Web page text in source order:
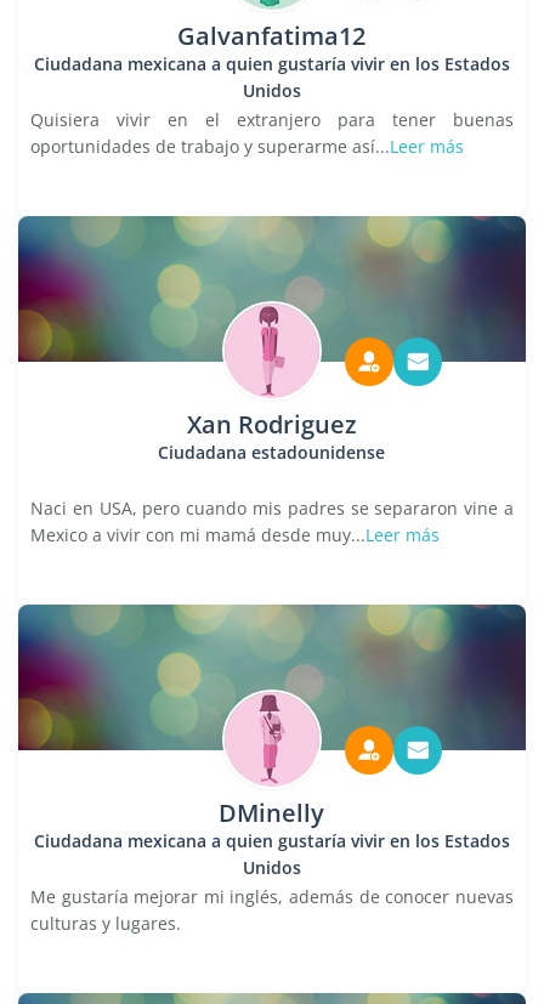
Galvanfatima12
Ciudadana mexicana a quien gustaría vivir en los Estados
Unidos
Quisiera vivir en el extranjero para tener buenas
oportunidades de trabajo y superarme así...Leer más
Xan Rodriguez
Ciudadana estadounidense
Naci en USA, pero cuando mis padres se separaron vine a
Mexico a vivir con mi mamá desde muy...Leer más
DMinelly
Ciudadana mexicana a quien gustaría vivir en los Estados
Unidos
Me gustaría mejorar mi inglés, además de conocer nuevas
culturas y lugares.